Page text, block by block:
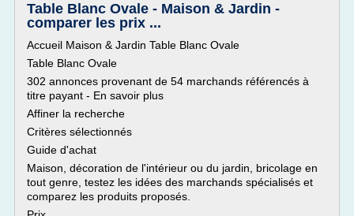
Table Blanc Ovale - Maison & Jardin -
comparer les prix ...
Accueil Maison & Jardin Table Blanc Ovale
Table Blanc Ovale
302 annonces provenant de 54 marchands référencés à
titre payant - En savoir plus
Affiner la recherche
Critères sélectionnés
Guide d'achat
Maison, décoration de l'intérieur ou du jardin, bricolage en
tout genre, testez les idées des marchands spécialisés et
comparez les produits proposés.